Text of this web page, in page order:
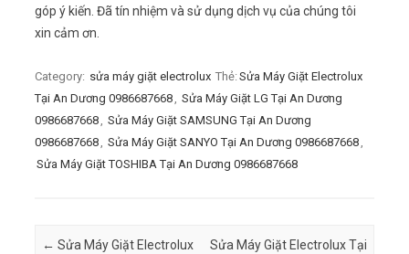
góp ý kiến. Đã tín nhiệm và sử dụng dịch vụ của chúng tôi
xin cảm ơn.
Category: sửa máy giặt electrolux Thẻ: Sửa Máy Giặt Electrolux
Tại An Dương 0986687668, Sửa Máy Giặt LG Tại An Dương
0986687668, Sửa Máy Giặt SAMSUNG Tại An Dương
0986687668, Sửa Máy Giặt SANYO Tại An Dương 0986687668,
Sửa Máy Giặt TOSHIBA Tại An Dương 0986687668
Post navigation
← Sửa Máy Giặt Electrolux
Sửa Máy Giặt Electrolux Tại